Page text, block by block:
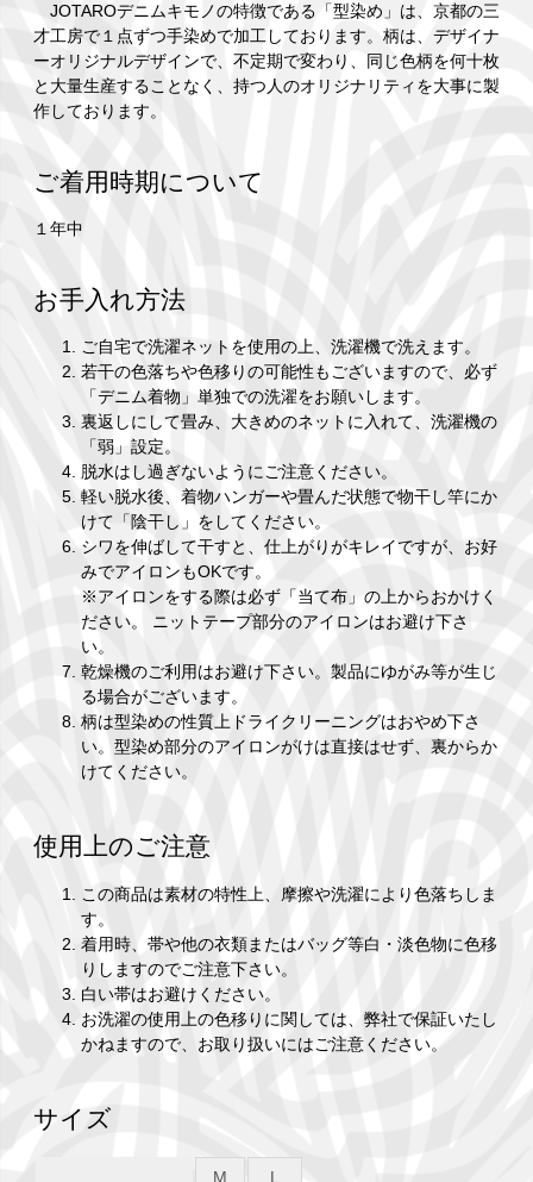
JOTAROデニムキモノの特徴である「型染め」は、京都の三
才工房で１点ずつ手染めで加工しております。柄は、デザイナ
ーオリジナルデザインで、不定期で変わり、同じ色柄を何十枚
と大量生産することなく、持つ人のオリジナリティを大事に製
作しております。
ご着用時期について
１年中
お手入れ方法
ご自宅で洗濯ネットを使用の上、洗濯機で洗えます。
若干の色落ちや色移りの可能性もございますので、必ず
「デニム着物」単独での洗濯をお願いします。
裏返しにして畳み、大きめのネットに入れて、洗濯機の
「弱」設定。
脱水はし過ぎないようにご注意ください。
軽い脱水後、着物ハンガーや畳んだ状態で物干し竿にか
けて「陰干し」をしてください。
シワを伸ばして干すと、仕上がりがキレイですが、お好
みでアイロンもOKです。
※アイロンをする際は必ず「当て布」の上からおかけく
ださい。 ニットテープ部分のアイロンはお避け下さ
い。
乾燥機のご利用はお避け下さい。製品にゆがみ等が生じ
る場合がございます。
柄は型染めの性質上ドライクリーニングはおやめ下さ
い。型染め部分のアイロンがけは直接はせず、裏からか
けてください。
使用上のご注意
この商品は素材の特性上、摩擦や洗濯により色落ちしま
す。
着用時、帯や他の衣類またはバッグ等白・淡色物に色移
りしますのでご注意下さい。
白い帯はお避けください。
お洗濯の使用上の色移りに関しては、弊社で保証いたし
かねますので、お取り扱いにはご注意ください。
サイズ
M L